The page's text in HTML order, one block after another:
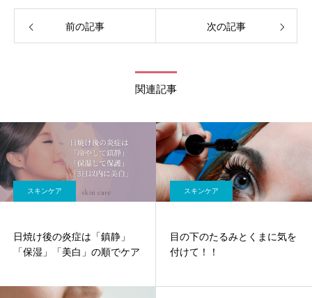
前の記事 次の記事
関連記事
スキンケア
日焼け後の炎症は「鎮静」
「保湿」「美白」の順でケア
スキンケア
目の下のたるみとくまに気を
付けて！！